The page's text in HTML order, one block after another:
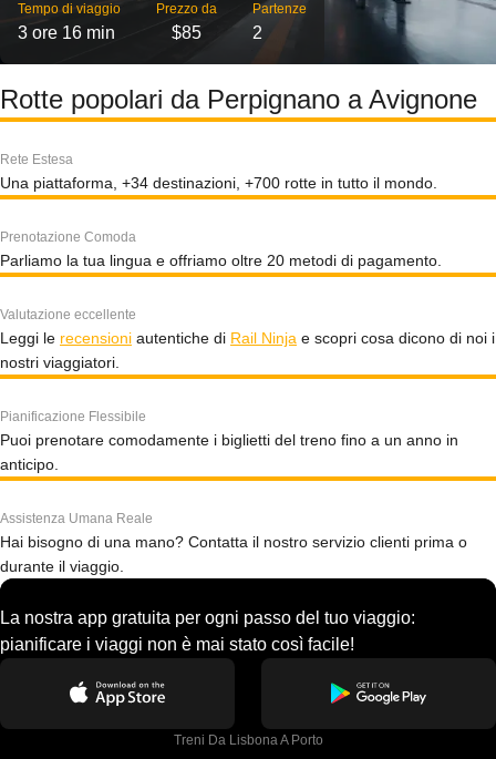
Tempo di viaggio
3 ore 16 min
Prezzo da
$85
Partenze
2
Rotte popolari da Perpignano a Avignone
Rete Estesa
Una piattaforma, +34 destinazioni, +700 rotte in tutto il mondo.
Prenotazione Comoda
Parliamo la tua lingua e offriamo oltre 20 metodi di pagamento.
Valutazione eccellente
Leggi le recensioni autentiche di Rail Ninja e scopri cosa dicono di noi i
nostri viaggiatori.
Pianificazione Flessibile
Puoi prenotare comodamente i biglietti del treno fino a un anno in
anticipo.
Assistenza Umana Reale
Hai bisogno di una mano? Contatta il nostro servizio clienti prima o
durante il viaggio.
La nostra app gratuita per ogni passo del tuo viaggio:
pianificare i viaggi non è mai stato così facile!
Treni Da Lisbona A Porto